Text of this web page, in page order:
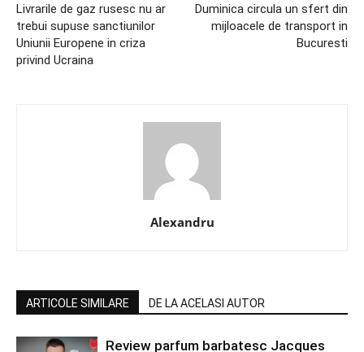
Livrarile de gaz rusesc nu ar
trebui supuse sanctiunilor
Uniunii Europene in criza
privind Ucraina
Duminica circula un sfert din
mijloacele de transport in
Bucuresti
Alexandru
ARTICOLE SIMILARE DE LA ACELASI AUTOR
Review parfum barbatesc Jacques